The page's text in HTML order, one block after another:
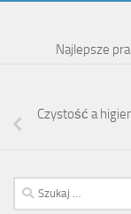
Najlepsze
Czystość a
Szukaj: